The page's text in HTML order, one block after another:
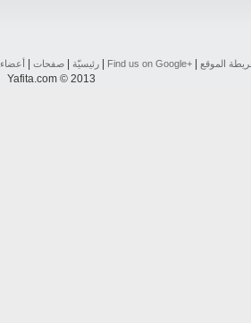
الموقع Find us on ‪Google+‬‏ رئيسيّة صفحات أعضاء
Yafita.com © 2013